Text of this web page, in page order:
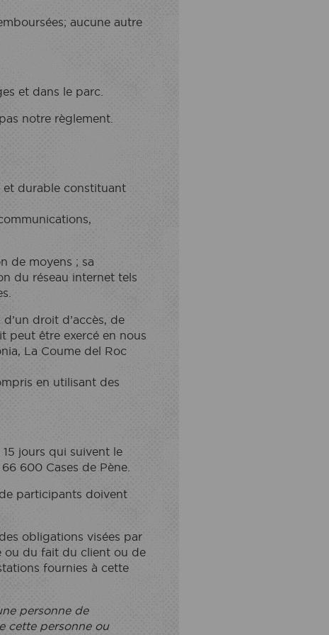
aucune autre
et dans le parc.
notre règlement.
et durable constituant
de moyens ; sa
du réseau internet tels
droit d’accès, de
peut être exercé en nous
La Coume del Roc
en utilisant des
jours qui suivent le
600 Cases de Pène.
participants doivent
obligations visées par
ou du fait du client ou de
fournies à cette
personne de
cette personne ou